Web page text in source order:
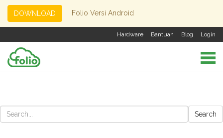
DOWNLOAD Folio Versi Android
Login
Blog
Bantuan
Hardware
Search